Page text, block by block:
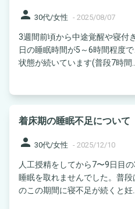
person 30代/女性 - 2025/08/07
3週間前頃から中途覚醒や寝付
日の睡眠時間が5～6時間程度
状態が続いています(普段7時間...
着床期の睡眠不足について
person 30代/女性 - 2025/12/10
人工授精をしてから7〜9日目
睡眠を取れませんでした。普
のこの期間に寝不足が続くと妊...